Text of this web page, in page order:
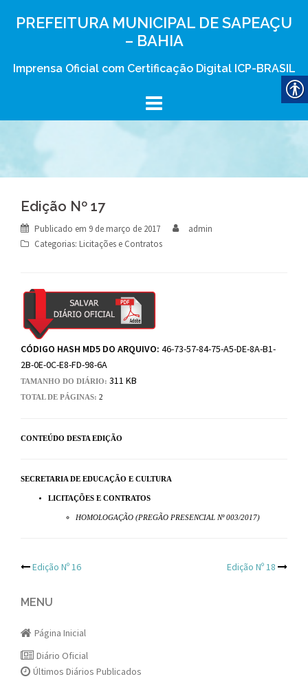
PREFEITURA MUNICIPAL DE SAPEAÇU
– BAHIA
Imprensa Oficial com Certificação Digital ICP-BRASIL
Edição Nº 17
Publicado em 9 de março de 2017
admin
Categorias: Licitações e Contratos
CÓDIGO HASH MD5 DO ARQUIVO: 46-73-57-84-75-A5-DE-8A-B1-
2B-0E-0C-E8-FD-98-6A
TAMANHO DO DIÁRIO: 311 KB
TOTAL DE PÁGINAS: 2
CONTEÚDO DESTA EDIÇÃO
SECRETARIA DE EDUCAÇÃO E CULTURA
LICITAÇÕES E CONTRATOS
HOMOLOGAÇÃO (PREGÃO PRESENCIAL Nº 003/2017)
Post
navigation
Edição Nº 16 Edição Nº 18
MENU
Página Inicial
Diário Oficial
Últimos Diários Publicados